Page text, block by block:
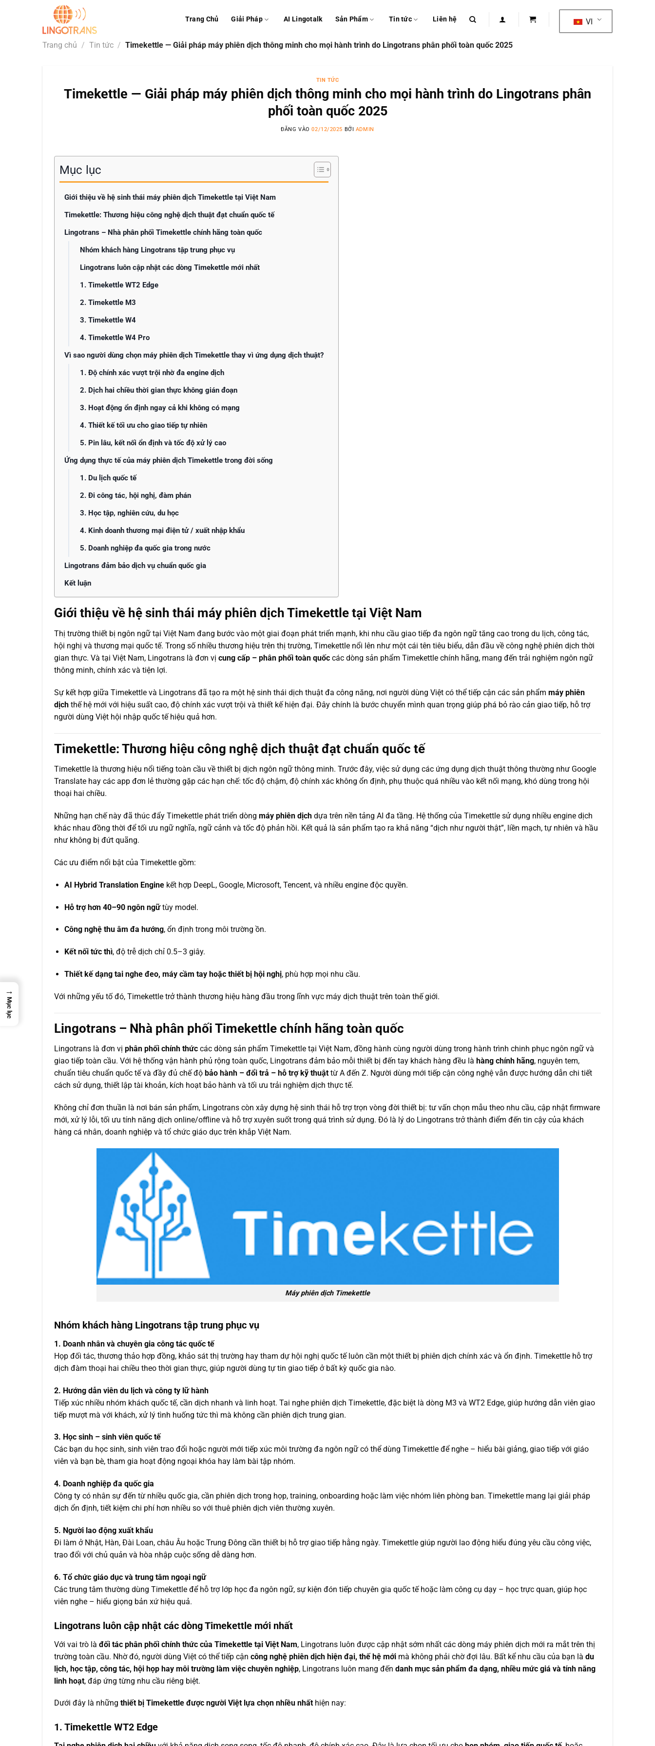
Trang Chủ Giải Pháp AI Lingotalk Sản Phẩm Tin tức Liên hệ VI
Trang chủ / Tin tức / Timekettle — Giải pháp máy phiên dịch thông minh cho mọi hành trình do Lingotrans phân phối toàn quốc 2025
TIN TỨC
Timekettle — Giải pháp máy phiên dịch thông minh cho mọi hành trình do Lingotrans phân
phối toàn quốc 2025
ĐĂNG VÀO02/12/2025 BỞI ADMIN
Mục lục
Giới thiệu về hệ sinh thái máy phiên dịch Timekettle tại Việt Nam
Timekettle: Thương hiệu công nghệ dịch thuật đạt chuẩn quốc tế
Lingotrans – Nhà phân phối Timekettle chính hãng toàn quốc
Nhóm khách hàng Lingotrans tập trung phục vụ
Lingotrans luôn cập nhật các dòng Timekettle mới nhất
1. Timekettle WT2 Edge
2. Timekettle M3
3. Timekettle W4
4. Timekettle W4 Pro
Vì sao người dùng chọn máy phiên dịch Timekettle thay vì ứng dụng dịch thuật?
1. Độ chính xác vượt trội nhờ đa engine dịch
2. Dịch hai chiều thời gian thực không gián đoạn
3. Hoạt động ổn định ngay cả khi không có mạng
4. Thiết kế tối ưu cho giao tiếp tự nhiên
5. Pin lâu, kết nối ổn định và tốc độ xử lý cao
Ứng dụng thực tế của máy phiên dịch Timekettle trong đời sống
1. Du lịch quốc tế
2. Đi công tác, hội nghị, đàm phán
3. Học tập, nghiên cứu, du học
4. Kinh doanh thương mại điện tử / xuất nhập khẩu
5. Doanh nghiệp đa quốc gia trong nước
Lingotrans đảm bảo dịch vụ chuẩn quốc gia
Kết luận
Giới thiệu về hệ sinh thái máy phiên dịch Timekettle tại Việt Nam
Thị trường thiết bị ngôn ngữ tại Việt Nam đang bước vào một giai đoạn phát triển mạnh, khi nhu cầu giao tiếp đa ngôn ngữ tăng cao trong du lịch, công tác,
hội nghị và thương mại quốc tế. Trong số nhiều thương hiệu trên thị trường, Timekettle nổi lên như một cái tên tiêu biểu, dẫn đầu về công nghệ phiên dịch thời
gian thực. Và tại Việt Nam, Lingotrans là đơn vị cung cấp – phân phối toàn quốc các dòng sản phẩm Timekettle chính hãng, mang đến trải nghiệm ngôn ngữ
thông minh, chính xác và tiện lợi.
Sự kết hợp giữa Timekettle và Lingotrans đã tạo ra một hệ sinh thái dịch thuật đa công năng, nơi người dùng Việt có thể tiếp cận các sản phẩm máy phiên
dịch thế hệ mới với hiệu suất cao, độ chính xác vượt trội và thiết kế hiện đại. Đây chính là bước chuyển mình quan trọng giúp phá bỏ rào cản giao tiếp, hỗ trợ
người dùng Việt hội nhập quốc tế hiệu quả hơn.
Timekettle: Thương hiệu công nghệ dịch thuật đạt chuẩn quốc tế
Timekettle là thương hiệu nổi tiếng toàn cầu về thiết bị dịch ngôn ngữ thông minh. Trước đây, việc sử dụng các ứng dụng dịch thuật thông thường như Google
Translate hay các app đơn lẻ thường gặp các hạn chế: tốc độ chậm, độ chính xác không ổn định, phụ thuộc quá nhiều vào kết nối mạng, khó dùng trong hội
thoại hai chiều.
Những hạn chế này đã thúc đẩy Timekettle phát triển dòng máy phiên dịch dựa trên nền tảng AI đa tầng. Hệ thống của Timekettle sử dụng nhiều engine dịch
khác nhau đồng thời để tối ưu ngữ nghĩa, ngữ cảnh và tốc độ phản hồi. Kết quả là sản phẩm tạo ra khả năng “dịch như người thật”, liền mạch, tự nhiên và hầu
như không bị đứt quãng.
Các ưu điểm nổi bật của Timekettle gồm:
AI Hybrid Translation Enginekết hợp DeepL, Google, Microsoft, Tencent, và nhiều engine độc quyền.
Hỗ trợ hơn 40–90 ngôn ngữtùy model.
Công nghệ thu âm đa hướng, ổn định trong môi trường ồn.
Kết nối tức thì, độ trễ dịch chỉ 0.5–3 giây.
Thiết kế dạng tai nghe đeo, máy cầm tay hoặc thiết bị hội nghị, phù hợp mọi nhu cầu.
Với những yếu tố đó, Timekettle trở thành thương hiệu hàng đầu trong lĩnh vực máy dịch thuật trên toàn thế giới.
Lingotrans – Nhà phân phối Timekettle chính hãng toàn quốc
Lingotrans là đơn vị phân phối chính thức các dòng sản phẩm Timekettle tại Việt Nam, đồng hành cùng người dùng trong hành trình chinh phục ngôn ngữ và
giao tiếp toàn cầu. Với hệ thống vận hành phủ rộng toàn quốc, Lingotrans đảm bảo mỗi thiết bị đến tay khách hàng đều là hàng chính hãng, nguyên tem,
chuẩn tiêu chuẩn quốc tế và đầy đủ chế độ bảo hành – đổi trả – hỗ trợ kỹ thuật từ A đến Z. Người dùng mới tiếp cận công nghệ vẫn được hướng dẫn chi tiết
cách sử dụng, thiết lập tài khoản, kích hoạt bảo hành và tối ưu trải nghiệm dịch thực tế.
Không chỉ đơn thuần là nơi bán sản phẩm, Lingotrans còn xây dựng hệ sinh thái hỗ trợ trọn vòng đời thiết bị: tư vấn chọn mẫu theo nhu cầu, cập nhật firmware
mới, xử lý lỗi, tối ưu tính năng dịch online/offline và hỗ trợ xuyên suốt trong quá trình sử dụng. Đó là lý do Lingotrans trở thành điểm đến tin cậy của khách
hàng cá nhân, doanh nghiệp và tổ chức giáo dục trên khắp Việt Nam.
Máy phiên dịch Timekettle
Nhóm khách hàng Lingotrans tập trung phục vụ
1. Doanh nhân và chuyên gia công tác quốc tế
Họp đối tác, thương thảo hợp đồng, khảo sát thị trường hay tham dự hội nghị quốc tế luôn cần một thiết bị phiên dịch chính xác và ổn định. Timekettle hỗ trợ
dịch đàm thoại hai chiều theo thời gian thực, giúp người dùng tự tin giao tiếp ở bất kỳ quốc gia nào.
2. Hướng dẫn viên du lịch và công ty lữ hành
Tiếp xúc nhiều nhóm khách quốc tế, cần dịch nhanh và linh hoạt. Tai nghe phiên dịch Timekettle, đặc biệt là dòng M3 và WT2 Edge, giúp hướng dẫn viên giao
tiếp mượt mà với khách, xử lý tình huống tức thì mà không cần phiên dịch trung gian.
3. Học sinh – sinh viên quốc tế
Các bạn du học sinh, sinh viên trao đổi hoặc người mới tiếp xúc môi trường đa ngôn ngữ có thể dùng Timekettle để nghe – hiểu bài giảng, giao tiếp với giáo
viên và bạn bè, tham gia hoạt động ngoại khóa hay làm bài tập nhóm.
4. Doanh nghiệp đa quốc gia
Công ty có nhân sự đến từ nhiều quốc gia, cần phiên dịch trong họp, training, onboarding hoặc làm việc nhóm liên phòng ban. Timekettle mang lại giải pháp
dịch ổn định, tiết kiệm chi phí hơn nhiều so với thuê phiên dịch viên thường xuyên.
5. Người lao động xuất khẩu
Đi làm ở Nhật, Hàn, Đài Loan, châu Âu hoặc Trung Đông cần thiết bị hỗ trợ giao tiếp hằng ngày. Timekettle giúp người lao động hiểu đúng yêu cầu công việc,
trao đổi với chủ quản và hòa nhập cuộc sống dễ dàng hơn.
6. Tổ chức giáo dục và trung tâm ngoại ngữ
Các trung tâm thường dùng Timekettle để hỗ trợ lớp học đa ngôn ngữ, sự kiện đón tiếp chuyên gia quốc tế hoặc làm công cụ dạy – học trực quan, giúp học
viên nghe – hiểu giọng bản xứ hiệu quả.
Lingotrans luôn cập nhật các dòng Timekettle mới nhất
Với vai trò là đối tác phân phối chính thức của Timekettle tại Việt Nam, Lingotrans luôn được cập nhật sớm nhất các dòng máy phiên dịch mới ra mắt trên thị
trường toàn cầu. Nhờ đó, người dùng Việt có thể tiếp cận công nghệ phiên dịch hiện đại, thế hệ mới mà không phải chờ đợi lâu. Bất kể nhu cầu của bạn là du
lịch, học tập, công tác, hội họp hay môi trường làm việc chuyên nghiệp, Lingotrans luôn mang đến danh mục sản phẩm đa dạng, nhiều mức giá và tính năng
linh hoạt, đáp ứng từng nhu cầu riêng biệt.
Dưới đây là những thiết bị Timekettle được người Việt lựa chọn nhiều nhất hiện nay:
1. Timekettle WT2 Edge
→
Mục lục